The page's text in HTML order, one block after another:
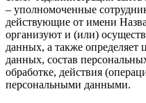
– уполномоченные
действующие от имени
организуют и (или)
данных, а также определяет
данных, состав
обработке, действия
персональными данными.